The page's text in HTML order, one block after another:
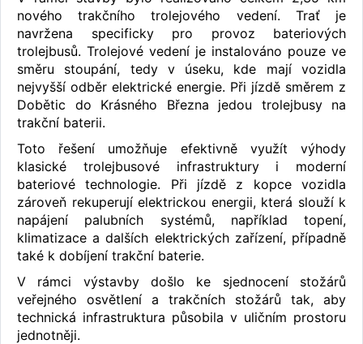
nového trakčního trolejového vedení. Trať je
navržena specificky pro provoz bateriových
trolejbusů. Trolejové vedení je instalováno pouze ve
směru stoupání, tedy v úseku, kde mají vozidla
nejvyšší odběr elektrické energie. Při jízdě směrem z
Dobětic do Krásného Března jedou trolejbusy na
trakční baterii.
Toto řešení umožňuje efektivně využít výhody
klasické trolejbusové infrastruktury i moderní
bateriové technologie. Při jízdě z kopce vozidla
zároveň rekuperují elektrickou energii, která slouží k
napájení palubních systémů, například topení,
klimatizace a dalších elektrických zařízení, případně
také k dobíjení trakční baterie.
V rámci výstavby došlo ke sjednocení stožárů
veřejného osvětlení a trakčních stožárů tak, aby
technická infrastruktura působila v uličním prostoru
jednotněji.